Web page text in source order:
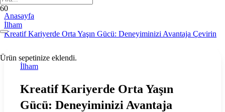
Ürün sepetinize eklendi.
Anasayfa
İlham
Kreatif Kariyerde Orta Yaşın Gücü: Deneyiminizi Avantaja Çevirin
İlham
Kreatif Kariyerde Orta Yaşın
Gücü: Deneyiminizi Avantaja